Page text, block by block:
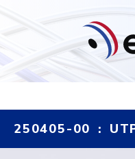
250405-00 :